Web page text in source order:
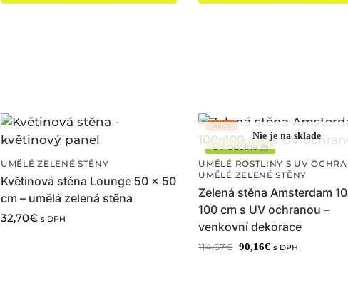
UMĚLÉ ZELENÉ STĚNY
Květinová stěna Lounge 50 x 50
cm – umělá zelená stěna
32,70€ s DPH
UV odolné 🌦️
UMĚLÉ ROSTLINY S UV
UMĚLÉ ZELENÉ STĚNY
Zelená stěna Amsterdam
100 cm s UV ochranou –
venkovní dekorace
114,67€ 90,16€ s DPH